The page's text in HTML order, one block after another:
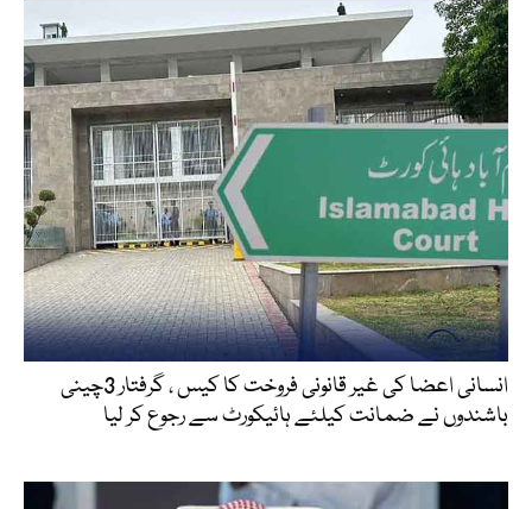
انسانی اعضا کی غیر قانونی فروخت کا کیس ، گرفتار 3چینی
باشندوں نے ضمانت کیلئے ہائیکورٹ سے رجوع کر لیا